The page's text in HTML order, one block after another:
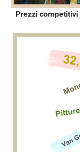
Prezzi competitivi